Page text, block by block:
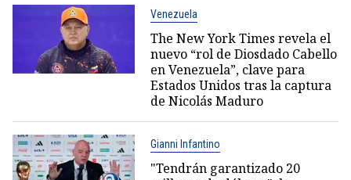
Venezuela
The New York Times revela el
nuevo “rol de Diosdado Cabello
en Venezuela”, clave para
Estados Unidos tras la captura
de Nicolás Maduro
Gianni Infantino
"Tendrán garantizado 20